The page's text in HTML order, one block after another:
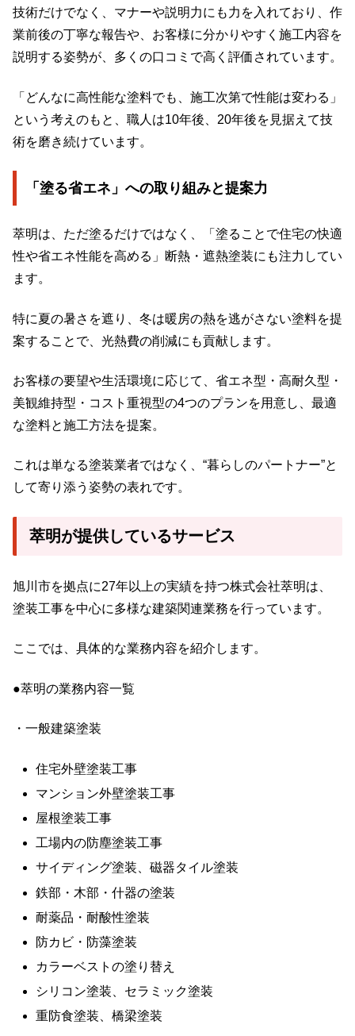
技術だけでなく、マナーや説明力にも力を入れており、作
業前後の丁寧な報告や、お客様に分かりやすく施工内容を
説明する姿勢が、多くの口コミで高く評価されています。
「どんなに高性能な塗料でも、施工次第で性能は変わる」
という考えのもと、職人は10年後、20年後を見据えて技
術を磨き続けています。
「塗る省エネ」への取り組みと提案力
萃明は、ただ塗るだけではなく、「塗ることで住宅の快適
性や省エネ性能を高める」断熱・遮熱塗装にも注力してい
ます。
特に夏の暑さを遮り、冬は暖房の熱を逃がさない塗料を提
案することで、光熱費の削減にも貢献します。
お客様の要望や生活環境に応じて、省エネ型・高耐久型・
美観維持型・コスト重視型の4つのプランを用意し、最適
な塗料と施工方法を提案。
これは単なる塗装業者ではなく、“暮らしのパートナー”と
して寄り添う姿勢の表れです。
萃明が提供しているサービス
旭川市を拠点に27年以上の実績を持つ株式会社萃明は、
塗装工事を中心に多様な建築関連業務を行っています。
ここでは、具体的な業務内容を紹介します。
●萃明の業務内容一覧
・一般建築塗装
住宅外壁塗装工事
マンション外壁塗装工事
屋根塗装工事
工場内の防塵塗装工事
サイディング塗装、磁器タイル塗装
鉄部・木部・什器の塗装
耐薬品・耐酸性塗装
防カビ・防藻塗装
カラーベストの塗り替え
シリコン塗装、セラミック塗装
重防食塗装、橋梁塗装